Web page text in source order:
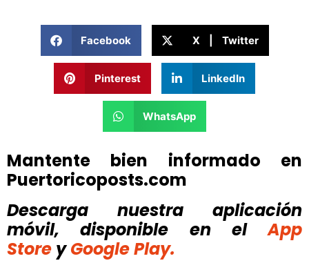
Facebook X | Twitter
Pinterest LinkedIn
WhatsApp
Mantente bien informado en
Puertoricoposts.com
Descarga nuestra aplicación
móvil, disponible
en el
App
Store y Google Play.